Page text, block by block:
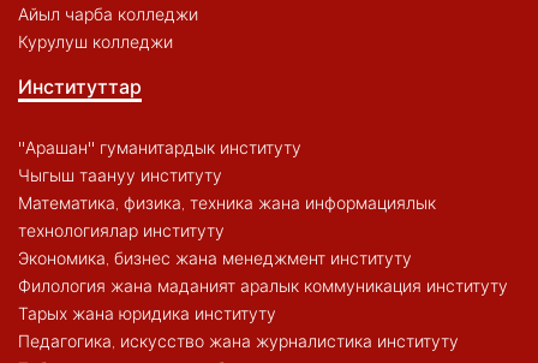
Айыл чарба колледжи
Курулуш колледжи
Институттар
"Арашан" гуманитардык институту
Чыгыш таануу институту
Математика, физика, техника жана информациялык
технологиялар институту
Экономика, бизнес жана менеджмент институту
Филология жана маданият аралык коммуникация институту
Тарых жана юридика институту
Педагогика, искусство жана журналистика институту